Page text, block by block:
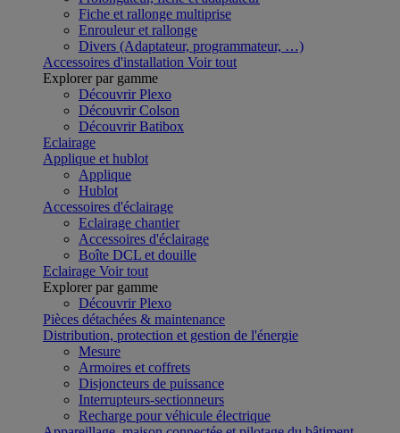
Fiche et rallonge multiprise
Enrouleur et rallonge
Divers (Adaptateur, programmateur, …)
Accessoires d'installation Voir tout
Explorer par gamme
Découvrir Plexo
Découvrir Colson
Découvrir Batibox
Eclairage
Applique et hublot
Applique
Hublot
Accessoires d'éclairage
Eclairage chantier
Accessoires d'éclairage
Boîte DCL et douille
Eclairage Voir tout
Explorer par gamme
Découvrir Plexo
Pièces détachées & maintenance
Distribution, protection et gestion de l'énergie
Mesure
Armoires et coffrets
Disjoncteurs de puissance
Interrupteurs-sectionneurs
Recharge pour véhicule électrique